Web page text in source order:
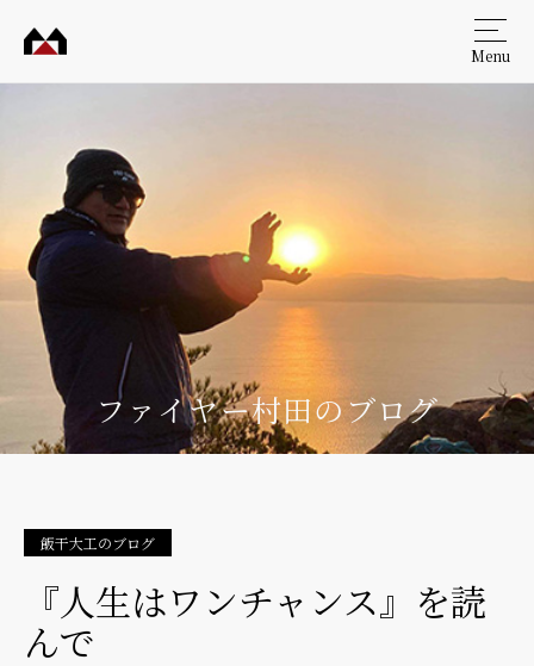
工務
Menu
ファイヤー村田のブログ
飯干大工のブログ
『人生はワンチャンス』を読
んで